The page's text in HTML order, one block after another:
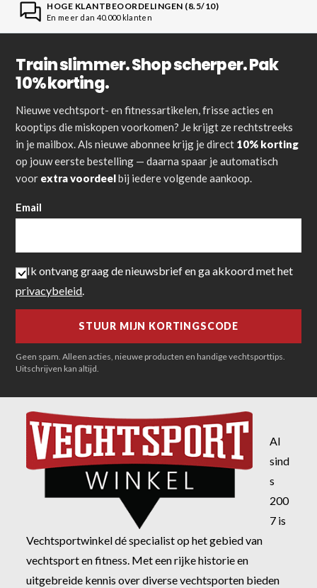
HOGE KLANTBEOORDELINGEN (8.5/10)
En meer dan 40.000 klanten
Train slimmer. Shop scherper. Pak
10% korting.
Nieuwe vechtsport- en fitnessartikelen, frisse acties en
kooptips die miskopen voorkomen? Je krijgt ze rechtstreeks
in je mailbox. Als nieuwe abonnee krijg je direct 10% korting
op jouw eerste bestelling — daarna spaar je automatisch
voor extra voordeelbij iedere volgende aankoop.
Email
Ik ontvang graag de nieuwsbrief en ga akkoord met het
privacybeleid.
Geen spam. Alleen acties, nieuwe producten en handige vechtsporttips.
Uitschrijven kan altijd.
Al
sind
s
200
7 is
Vechtsportwinkel dé specialist op het gebied van
vechtsport en fitness. Met een rijke historie en
uitgebreide kennis over diverse vechtsporten bieden